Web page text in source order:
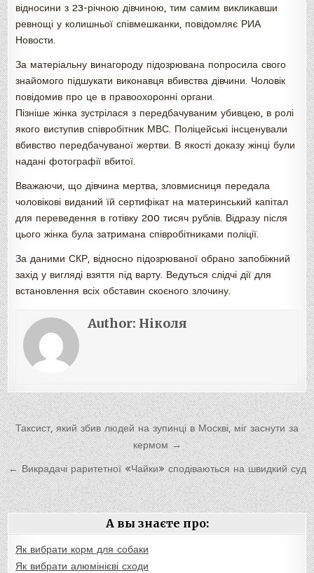
відносини з 23-річною дівчиною, тим самим викликавши
ревнощі у колишньої співмешканки, повідомляє РИА
Новости.
За матеріальну винагороду підозрювана попросила свого
знайомого підшукати виконавця вбивства дівчини. Чоловік
повідомив про це в правоохоронні органи.
Пізніше жінка зустрілася з передбачуваним убивцею, в ролі
якого виступив співробітник МВС. Поліцейські інсценували
вбивство передбачуваної жертви. В якості доказу жінці були
надані фотографії вбитої.
Вважаючи, що дівчина мертва, зловмисниця передала
чоловікові виданий їй сертифікат на материнський капітал
для переведення в готівку 200 тисяч рублів. Відразу після
цього жінка була затримана співробітниками поліції.
За даними СКР, відносно підозрюваної обрано запобіжний
захід у вигляді взяття під варту. Ведуться слідчі дії для
встановлення всіх обставин скоєного злочину.
Author: Ніколя
Навигация
по
записям
Таксист, який збив людей на зупинці в Москві, міг заснути за
кермом →
← Викрадачі раритетної «Чайки» сподіваються на швидкий суд
А вы знаєте про:
Як вибрати корм для собаки
Як вибрати алюмінієві сходи